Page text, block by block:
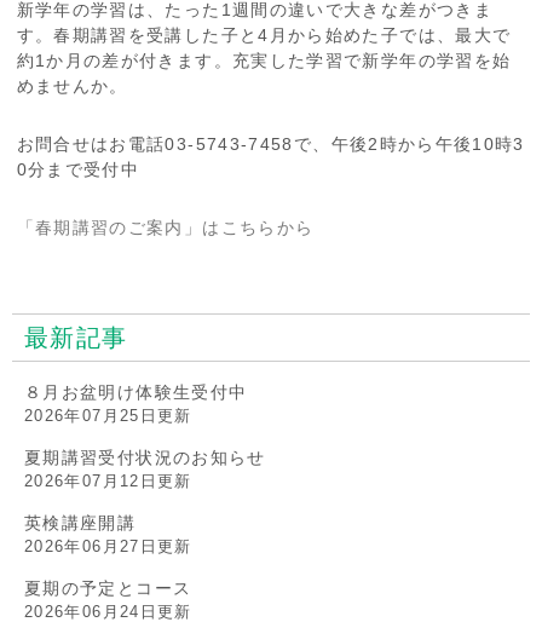
新学年の学習は、たった1週間の違いで大きな差がつきま
す。春期講習を受講した子と4月から始めた子では、最大で
約1か月の差が付きます。充実した学習で新学年の学習を始
めませんか。
お問合せはお電話03-5743-7458で、午後2時から午後10時3
0分まで受付中
「春期講習のご案内」はこちらから
最新記事
８月お盆明け体験生受付中
2026年07月25日更新
夏期講習受付状況のお知らせ
2026年07月12日更新
英検講座開講
2026年06月27日更新
夏期の予定とコース
2026年06月24日更新